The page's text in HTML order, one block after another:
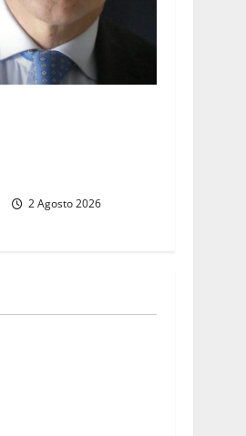
2 Agosto 2026